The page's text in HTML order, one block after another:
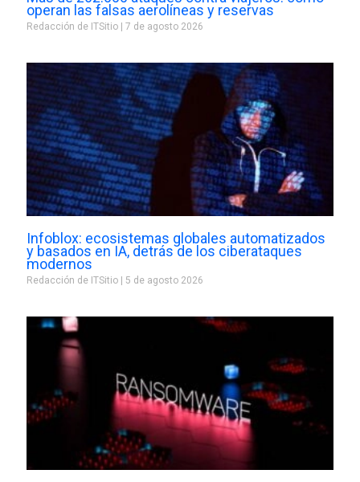
operan las falsas aerolíneas y reservas
Redacción de ITSitio 7 de agosto 2026
Infoblox: ecosistemas globales automatizados
y basados en IA, detrás de los ciberataques
modernos
Redacción de ITSitio 5 de agosto 2026